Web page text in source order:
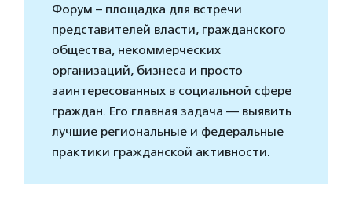
Форум – площадка для встречи
представителей власти, гражданского
общества, некоммерческих
организаций, бизнеса и просто
заинтересованных в социальной сфере
граждан. Его главная задача — выявить
лучшие региональные и федеральные
практики гражданской активности.